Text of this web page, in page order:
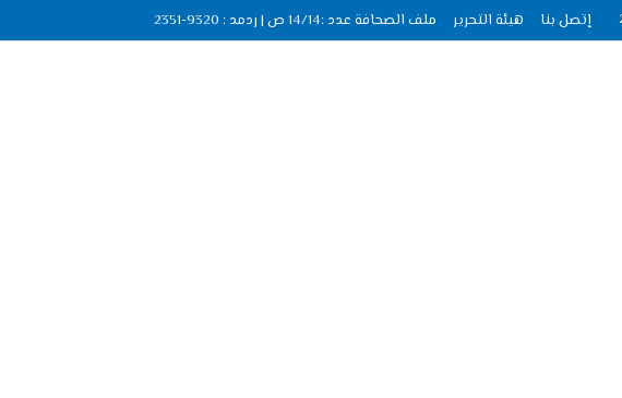
إتصل بنا هيئة التحرير ملف الصحافة عدد :14/14 ص | ردمد : 9320-2351